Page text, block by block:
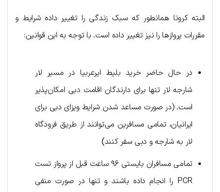
البته کرونا همانطور که سبک زندگی را تغییر داده شرایط و
مقررات پروازها را نیز تغییر داده است. با توجه به این قوانین:
در حال حاضر خرید بلیط ایرعربیا در مسیر لار
شارجه لار تنها برای دارندگان اقامت دبی امکان‌پذیر
است. (در صورت مساعد شدن شرایط ویزای دبی برای
ایرانیان، تمامی مسافرین می‌توانند از طریق فرودگاه
لار به شارجه و دبی سفر کنند)
تمامی مسافران بایستی ۹۶ ساعت قبل از پرواز تست
PCR را انجام داده باشند و تنها در صورت منفی